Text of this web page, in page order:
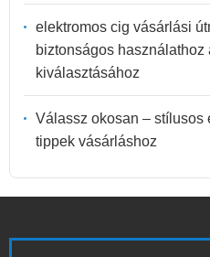
elektromos cig vásárlási
biztonságos
kiválasztásához
Válassz okosan – stílusos
tippek vásárláshoz